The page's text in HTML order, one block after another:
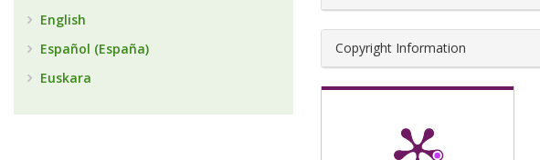
Copyright Information
English
Español (España)
Euskara